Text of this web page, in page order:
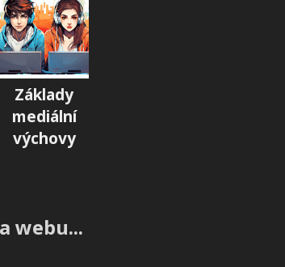
Základy
mediální
výchovy
webu...